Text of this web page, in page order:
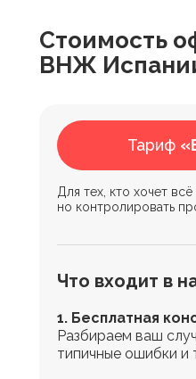
Стоимость
ВНЖ
Что входит в
1. Бесплатная
Разбираем ваш
типичные ошибки и
Что входит в
Для тех, кто хочет всё
но контролировать
Тариф